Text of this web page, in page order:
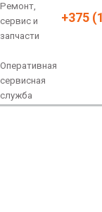
Ремонт,
сервис и
запчасти
Оперативная
сервисная
служба
+375